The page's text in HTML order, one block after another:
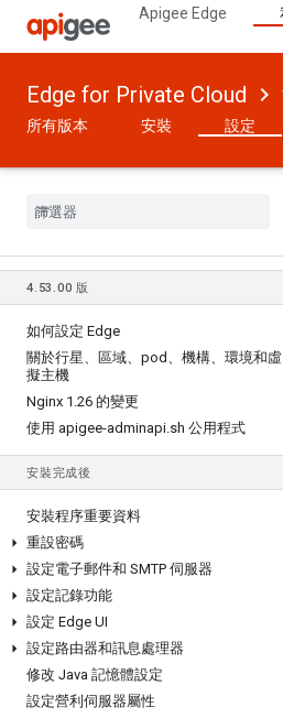
Apigee Edge
Edge for Private Cloud
所有版本 安裝 設定
4. 53 .00 版
如何設定 Edge
關於行星、區域、pod、機構、環境和虛
擬主機
Nginx 1 .26 的變更
使用 apigee-adminapi.sh 公用程式
安裝完成後
安裝程序重要資料
重設密碼
設定電子郵件和 SMTP 伺服器
設定記錄功能
設定 Edge UI
設定路由器和訊息處理器
修改 Java 記憶體設定
設定營利伺服器屬性